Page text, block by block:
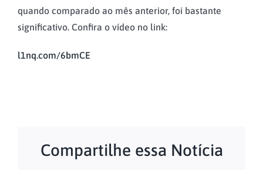
quando comparado ao mês anterior, foi bastante
significativo. Confira o vídeo no link:
l1nq.com/6bmCE
Compartilhe essa Notícia